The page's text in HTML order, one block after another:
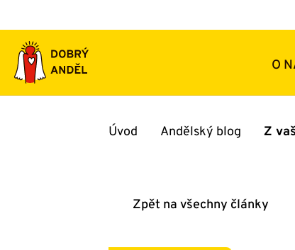
obsah
O
Úvod Andělský blog Z
Zpět na všechny články